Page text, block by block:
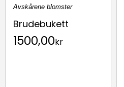
Avskårene blomster
Brudebukett
1500,00kr